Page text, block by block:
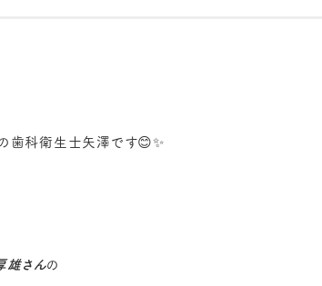
科衛生士矢澤です😊✨
さんの